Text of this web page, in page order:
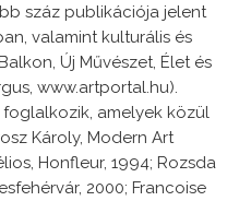
száz publikációja jelent
valamint kulturális és
Új Művészet, Élet és
www.artportal.hu).
foglalkozik, amelyek közül
Károly, Modern Art
Honfleur, 1994; Rozsda
2000; Francoise